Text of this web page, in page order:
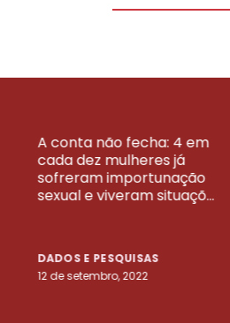
A conta não fecha: 4 em
cada dez mulheres já
sofreram importunação
sexual e viveram situaçõ...
DADOS E PESQUISAS
12 de setembro, 2022